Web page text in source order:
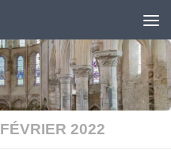
FÉVRIER 2022